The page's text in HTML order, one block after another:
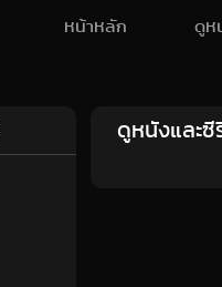
หน้าหลัก ดูห
ดูหนังและ